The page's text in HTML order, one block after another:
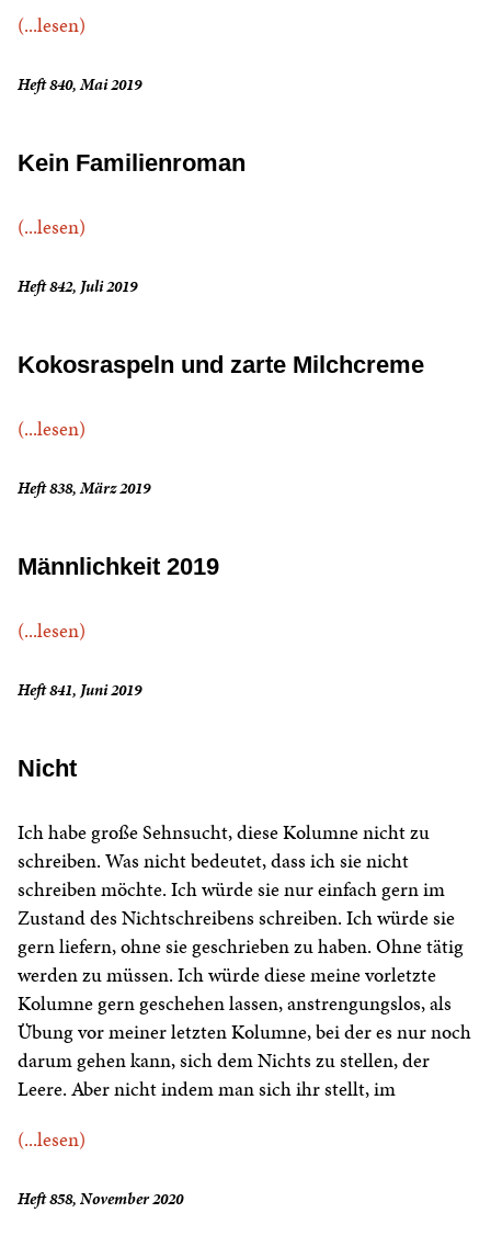
(...lesen)
Heft 840, Mai 2019
Kein Familienroman
(...lesen)
Heft 842, Juli 2019
Kokosraspeln und zarte Milchcreme
(...lesen)
Heft 838, März 2019
Männlichkeit 2019
(...lesen)
Heft 841, Juni 2019
Nicht
Ich habe große Sehnsucht, diese Kolumne nicht zu
schreiben. Was nicht bedeutet, dass ich sie nicht
schreiben möchte. Ich würde sie nur einfach gern im
Zustand des Nichtschreibens schreiben. Ich würde sie
gern liefern, ohne sie geschrieben zu haben. Ohne tätig
werden zu müssen. Ich würde diese meine vorletzte
Kolumne gern geschehen lassen, anstrengungslos, als
Übung vor meiner letzten Kolumne, bei der es nur noch
darum gehen kann, sich dem Nichts zu stellen, der
Leere. Aber nicht indem man sich ihr stellt, im
(...lesen)
Heft 858, November 2020